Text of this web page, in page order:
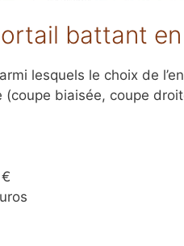
battant
lesquels le choix de
biaisée, coupe